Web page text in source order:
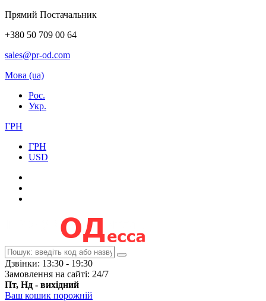
Прямий Постачальник
+380 50 709 00 64
sales@pr-od.com
Мова (ua)
Рос.
Укр.
ГРН
ГРН
USD
Дзвінки: 13:30 - 19:30
Замовлення на сайті: 24/7
Пт, Нд - вихідний
Ваш кошик порожній